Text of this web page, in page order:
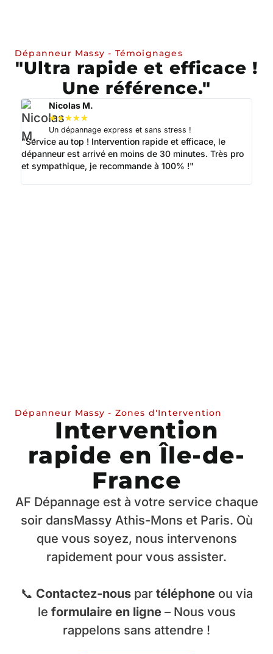
Dépanneur Massy - Témoignages
"Ultra rapide et efficace !
Une référence."
Nicolas M.
★★★★★
Un dépannage express et sans stress !
"Service au top ! Intervention rapide et efficace, le
dépanneur est arrivé en moins de 30 minutes. Très pro
et sympathique, je recommande à 100% !"
Dépanneur Massy - Zones d'Intervention
Intervention
rapide en Île-de-
France
AF Dépannage est à votre service chaque
soir dansMassy Athis-Mons et Paris. Où
que vous soyez, nous intervenons
rapidement pour vous assister.
📞 Contactez-nouspar téléphoneou via
le formulaire en ligne– Nous vous
rappelons sans attendre !